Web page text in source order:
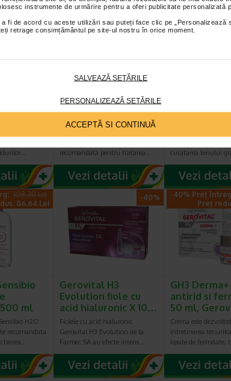
instrumente de urmărire pentru a oferi publicitate personalizată
fi de acord cu aceste utilizări sau puteți face clic pe „Personalizează
retrage consimțământul pe site-ul nostru în orice moment.
SALVEAZĂ SETĂRILE
PERSONALIZEAZĂ SETĂRILE
ACCEPTĂ SI CONTINUĂ
55.80 Lei
-14% Preț întreg: 110.10 Lei
Ducray Kelual DS
crema 40ml
recomandata pentru tratarea…
-30% Preț
curatarea tenului
108.30 Lei
86.64 Lei
ml
H2O
recomandata
-40%
Gerovital H3
Evolution fiole cu
acid hialuronic X 10…
Fiolele cu acid hialuronic
Gerovital H3 Evolution de la
Farmec SA au efecte intens…
-40% Preț
Preț
GH3
antirid si
50 ml,
Crema este
intretinerea
lipsite de fermitate,